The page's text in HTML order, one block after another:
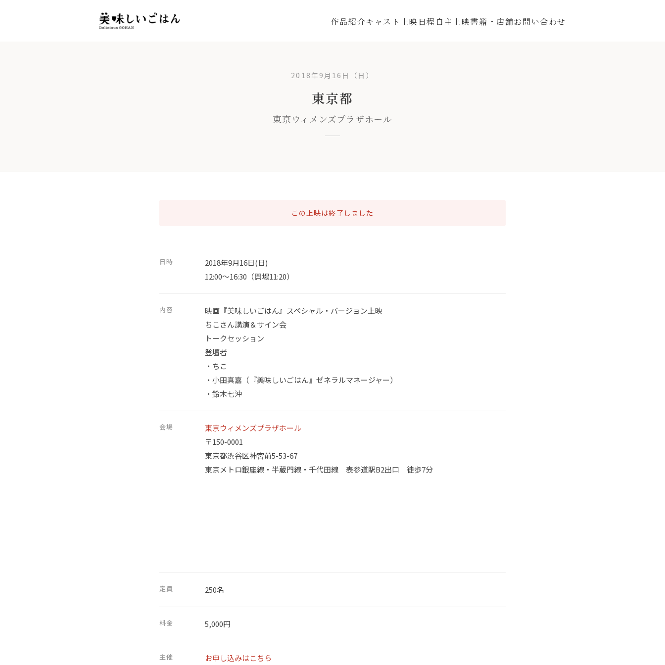
作品紹介キャスト 上映日程 自主上映書籍・店舗お問い合わせ
2018年9月16日（日）
東京都
東京ウィメンズプラザホール
この上映は終了しました
日時
2018年9月16日(日)
12:00～16:30（開場11:20）
内容
映画『美味しいごはん』スペシャル・バージョン上映
ちこさん講演＆サイン会
トークセッション
登壇者
・ちこ
・小田真嘉（『美味しいごはん』ゼネラルマネージャー）
・鈴木七沖
会場
東京ウィメンズプラザホール
〒150-0001
東京都渋谷区神宮前5-53-67
東京メトロ銀座線・半蔵門線・千代田線 表参道駅B2出口 徒歩7分
定員 250名
料金 5,000円
主催 お申し込みはこちら